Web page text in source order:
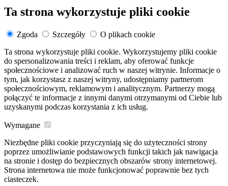
Ta strona wykorzystuje pliki cookie
Zgoda Szczegóły
O plikach cookie
Ta strona wykorzystuje pliki cookie. Wykorzystujemy pliki cookie
do spersonalizowania treści i reklam, aby oferować funkcje
społecznościowe i analizować ruch w naszej witrynie. Informacje o
tym, jak korzystasz z naszej witryny, udostępniamy partnerom
społecznościowym, reklamowym i analitycznym. Partnerzy mogą
połączyć te informacje z innymi danymi otrzymanymi od Ciebie lub
uzyskanymi podczas korzystania z ich usług.
Wymagane
Niezbędne pliki cookie przyczyniają się do użyteczności strony
poprzez umożliwianie podstawowych funkcji takich jak nawigacja
na stronie i dostęp do bezpiecznych obszarów strony internetowej.
Strona internetowa nie może funkcjonować poprawnie bez tych
ciasteczek.